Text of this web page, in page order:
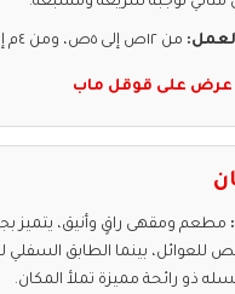
من ١٢ص إلى ٥ص، ومن ٤م إلى ١٢ص.
عرض على قوقل ماب
مطعم ومقهى راقٍ وأنيق، يتميز
بينما الطابق السفلي
ذو رائحة مميزة تملأ المكان.